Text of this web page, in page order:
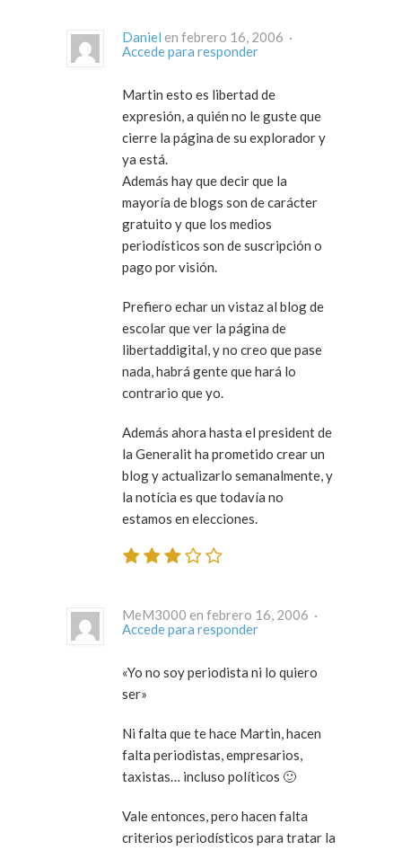
Daniel
en febrero 16, 2006 ·
Accede para responder
Martin esto es libertad de
expresión, a quién no le guste que
cierre la página de su explorador y
ya está.
Además hay que decir que la
mayoría de blogs son de carácter
gratuito y que los medios
periodísticos son de suscripción o
pago por visión.
Prefiero echar un vistaz al blog de
escolar que ver la página de
libertaddigital, y no creo que pase
nada, habrá gente que hará lo
contrario que yo.
Además ahora hasta el president de
la Generalit ha prometido crear un
blog y actualizarlo semanalmente, y
la notícia es que todavía no
estamos en elecciones.
MeM3000 en febrero 16, 2006 ·
Accede para responder
«Yo no soy periodista ni lo quiero
ser»
Ni falta que te hace Martin, hacen
falta periodistas, empresarios,
taxistas… incluso políticos 🙂
Vale entonces, pero hacen falta
criterios periodísticos para tratar la